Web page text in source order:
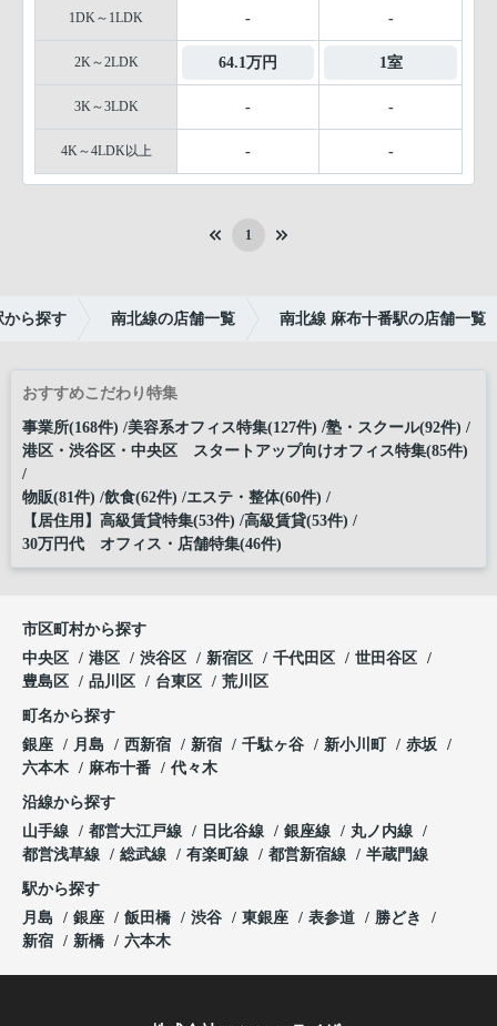
1DK～1LDK - -
2K～2LDK 64.1万円 1室
3K～3LDK - -
4K～4LDK以上 - -
1
から探す 南北線の店舗一覧 南北線 麻布十番駅の店舗一覧
おすすめこだわり特集
事業所(168件) 美容系オフィス特集(127件) 塾・スクール(92件)
港区・渋谷区・中央区 スタートアップ向けオフィス特集(85件)
物販(81件) 飲食(62件) エステ・整体(60件)
【居住用】高級賃貸特集(53件) 高級賃貸(53件)
30万円代 オフィス・店舗特集(46件)
市区町村から探す
中央区
港区 渋谷区 新宿区 千代田区
世田谷区
豊島区
品川区 台東区 荒川区
町名から探す
銀座
月島 西新宿 新宿 千駄ヶ谷 新小川町
赤坂
六本木
麻布十番 代々木
沿線から探す
山手線
都営大江戸線 日比谷線 銀座線
丸ノ内線
都営浅草線
総武線 有楽町線 都営新宿線 半蔵門線
駅から探す
月島
銀座 飯田橋 渋谷 東銀座 表参道
勝どき
新宿
新橋 六本木